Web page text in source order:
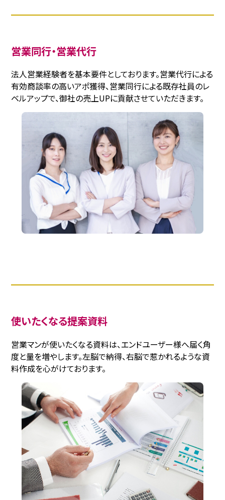
営業同行・営業代行
法人営業経験者を基本要件としております。営業代行による
有効商談率の高いアポ獲得、営業同行による既存社員のレ
ベルアップで、御社の売上UPに貢献させていただきます。
使いたくなる提案資料
営業マンが使いたくなる資料は、エンドユーザー様へ届く角
度と量を増やします。左脳で納得、右脳で惹かれるような資
料作成を心がけております。